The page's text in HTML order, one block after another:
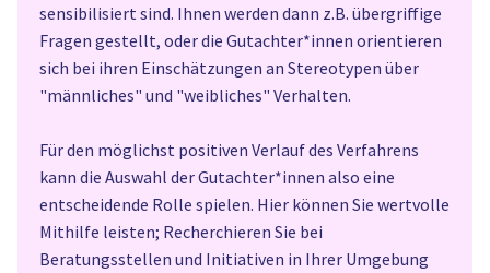
sensibilisiert sind. Ihnen werden dann z.B. übergriffige
Fragen gestellt, oder die Gutachter*innen orientieren
sich bei ihren Einschätzungen an Stereotypen über
"männliches" und "weibliches" Verhalten.
Für den möglichst positiven Verlauf des Verfahrens
kann die Auswahl der Gutachter*innen also eine
entscheidende Rolle spielen. Hier können Sie wertvolle
Mithilfe leisten; Recherchieren Sie bei
Beratungsstellen und Initiativen in Ihrer Umgebung